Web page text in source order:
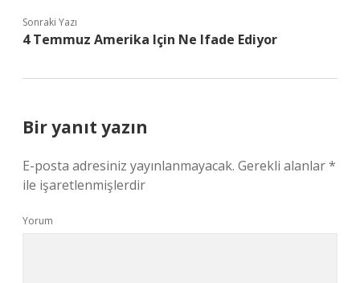
Sonraki Yazı
4 Temmuz Amerika Için Ne Ifade Ediyor
Bir yanıt yazın
E-posta adresiniz yayınlanmayacak. Gerekli alanlar*
ile işaretlenmişlerdir
Yorum